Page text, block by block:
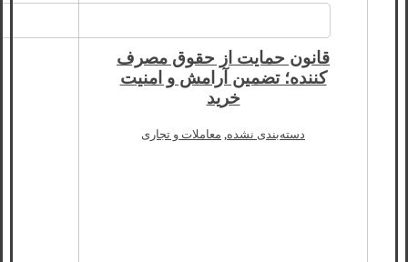
قانون حمایت از حقوق مصرف
کننده؛ تضمین آرامش و امنیت
خرید
دسته‌بندی نشده معاملات و تجاری